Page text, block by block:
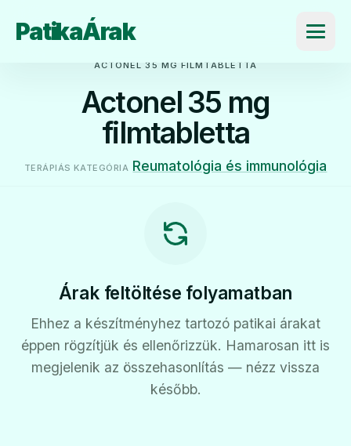
PatikaÁrak
ACTONEL 35 MG FILMTABLETTA
Actonel 35 mg
filmtabletta
TERÁPIÁS KATEGÓRIA Reumatológia és immunológia
Árak feltöltése folyamatban
Ehhez a készítményhez tartozó patikai árakat
éppen rögzítjük és ellenőrizzük. Hamarosan itt is
megjelenik az összehasonlítás — nézz vissza
később.